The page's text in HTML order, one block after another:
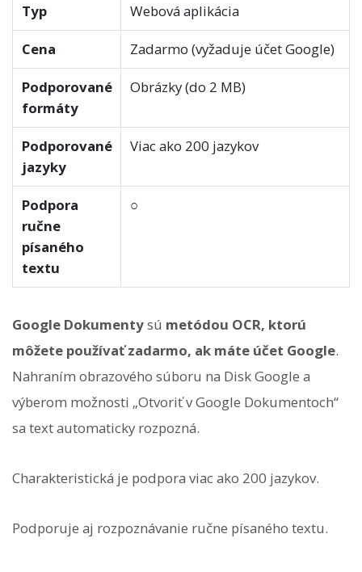
Typ Webová aplikácia
Cena Zadarmo (vyžaduje účet Google)
Podporované
formáty
Obrázky (do 2 MB)
Podporované
jazyky
Viac ako 200 jazykov
Podpora
ručne
písaného
textu
○
Google Dokumentysú metódou OCR, ktorú
môžete používať zadarmo, ak máte účet Google.
Nahraním obrazového súboru na Disk Google a
výberom možnosti „Otvoriť v Google Dokumentoch“
sa text automaticky rozpozná.
Charakteristická je podpora viac ako 200 jazykov.
Podporuje aj rozpoznávanie ručne písaného textu.